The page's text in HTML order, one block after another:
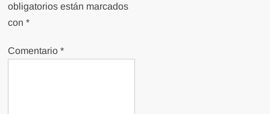
obligatorios están marcados
con*
Comentario*